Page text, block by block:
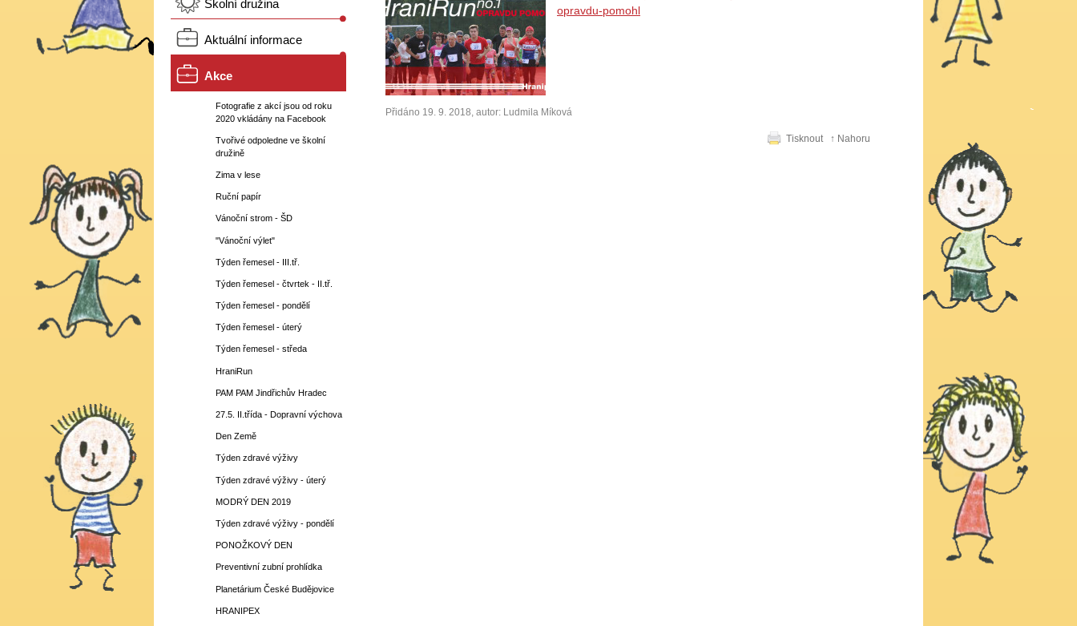
opravdu-pomohl
Přidáno 19. 9. 2018, autor: Ludmila Míková
Tisknout ↑ Nahoru
Školní družina
Aktuální informace
Akce
Fotografie z akcí jsou od roku
2020 vkládány na Facebook
Tvořivé odpoledne ve školní
družině
Zima v lese
Ruční papír
Vánoční strom - ŠD
"Vánoční výlet"
Týden řemesel - III.tř.
Týden řemesel - čtvrtek - II.tř.
Týden řemesel - pondělí
Týden řemesel - úterý
Týden řemesel - středa
HraniRun
PAM PAM Jindřichův Hradec
27.5. II.třída - Dopravní výchova
Den Země
Týden zdravé výživy
Týden zdravé výživy - úterý
MODRÝ DEN 2019
Týden zdravé výživy - pondělí
PONOŽKOVÝ DEN
Preventivní zubní prohlídka
Planetárium České Budějovice
HRANIPEX